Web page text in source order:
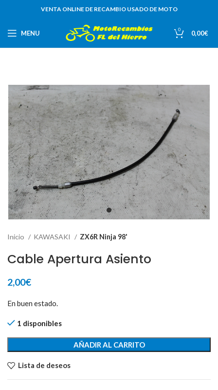
VENTA ONLINE DE RECAMBIO USADO DE MOTO
MENU 0 0,00€
Inicio KAWASAKI ZX6R Ninja 98'
Cable Apertura Asiento
2,00€
En buen estado.
1 disponibles
AÑADIR AL CARRITO
Lista de deseos